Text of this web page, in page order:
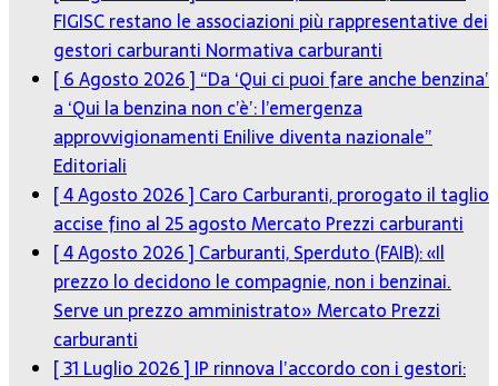
FIGISC restano le associazioni più rappresentative dei
gestori carburanti Normativa carburanti
[ 6 Agosto 2026 ] “Da ‘Qui ci puoi fare anche benzina’
a ‘Qui la benzina non c’è’: l’emergenza
approvvigionamenti Enilive diventa nazionale”
Editoriali
[ 4 Agosto 2026 ] Caro Carburanti, prorogato il taglio
accise fino al 25 agostoMercato Prezzi carburanti
[ 4 Agosto 2026 ] Carburanti, Sperduto (FAIB): «Il
prezzo lo decidono le compagnie, non i benzinai.
Serve un prezzo amministrato»Mercato Prezzi
carburanti
[ 31 Luglio 2026 ] IP rinnova l’accordo con i gestori: